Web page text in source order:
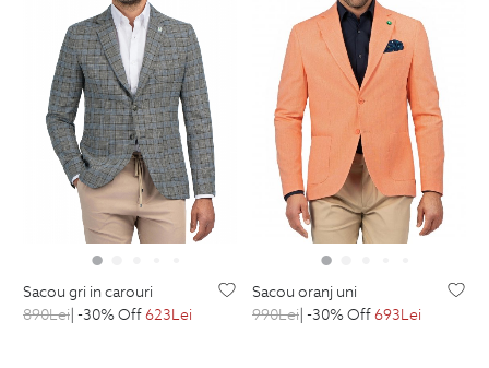
sacou gri in carouri
890Lei| -30% Off623Lei
sacou oranj uni
990Lei| -30% Off693Lei